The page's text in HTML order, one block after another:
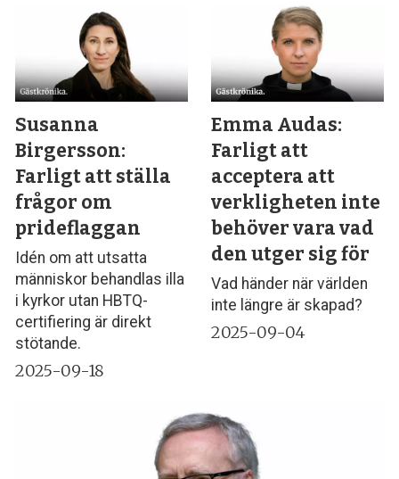
Susanna
Birgersson:
Farligt att ställa
frågor om
prideflaggan
Idén om att utsatta
människor behandlas illa
i kyrkor utan HBTQ-
certifiering är direkt
stötande.
2025-09-18
Emma Audas:
Farligt att
acceptera att
verkligheten inte
behöver vara vad
den utger sig för
Vad händer när världen
inte längre är skapad?
2025-09-04